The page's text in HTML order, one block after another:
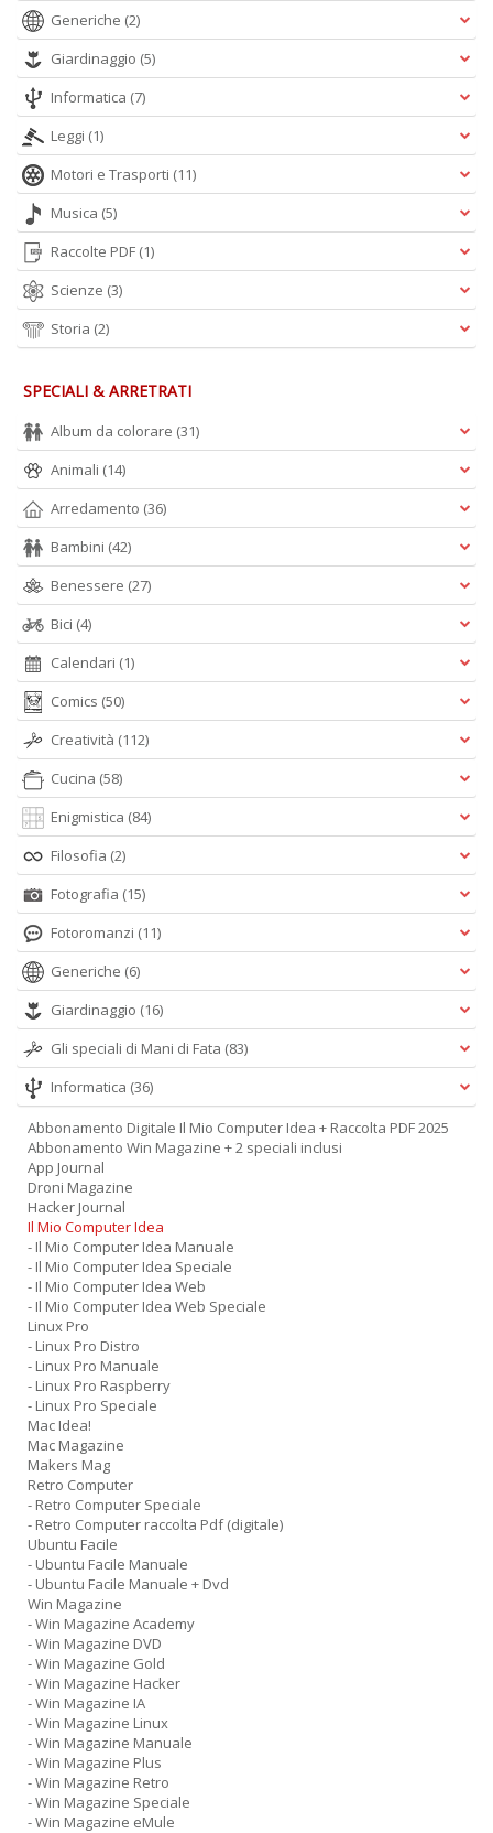
Generiche (2)
Giardinaggio (5)
Informatica (7)
Leggi (1)
Motori e Trasporti (11)
Musica (5)
Raccolte PDF (1)
Scienze (3)
Storia (2)
SPECIALI & ARRETRATI
Album da colorare (31)
Animali (14)
Arredamento (36)
Bambini (42)
Benessere (27)
Bici (4)
Calendari (1)
Comics (50)
Creatività (112)
Cucina (58)
Enigmistica (84)
Filosofia (2)
Fotografia (15)
Fotoromanzi (11)
Generiche (6)
Giardinaggio (16)
Gli speciali di Mani di Fata (83)
Informatica (36)
Abbonamento Digitale Il Mio Computer Idea + Raccolta PDF 2025
Abbonamento Win Magazine + 2 speciali inclusi
App Journal
Droni Magazine
Hacker Journal
Il Mio Computer Idea
- Il Mio Computer Idea Manuale
- Il Mio Computer Idea Speciale
- Il Mio Computer Idea Web
- Il Mio Computer Idea Web Speciale
Linux Pro
- Linux Pro Distro
- Linux Pro Manuale
- Linux Pro Raspberry
- Linux Pro Speciale
Mac Idea!
Mac Magazine
Makers Mag
Retro Computer
- Retro Computer Speciale
- Retro Computer raccolta Pdf (digitale)
Ubuntu Facile
- Ubuntu Facile Manuale
- Ubuntu Facile Manuale + Dvd
Win Magazine
- Win Magazine Academy
- Win Magazine DVD
- Win Magazine Gold
- Win Magazine Hacker
- Win Magazine IA
- Win Magazine Linux
- Win Magazine Manuale
- Win Magazine Plus
- Win Magazine Retro
- Win Magazine Speciale
- Win Magazine eMule